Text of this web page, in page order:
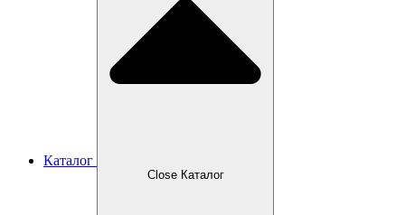
Каталог
Close Каталог